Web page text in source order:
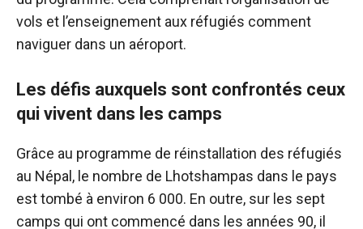
vols et l’enseignement aux réfugiés comment
naviguer dans un aéroport.
Les défis auxquels sont confrontés ceux
qui vivent dans les camps
Grâce au programme de réinstallation des réfugiés
au Népal, le nombre de Lhotshampas dans le pays
est tombé à environ 6 000. En outre, sur les sept
camps qui ont commencé dans les années 90, il